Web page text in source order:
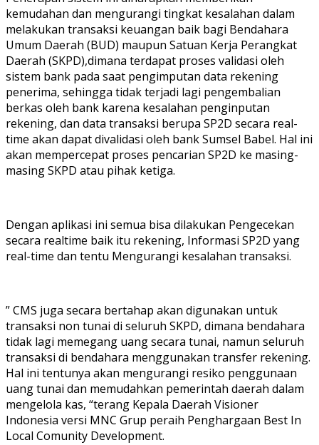
kemudahan dan mengurangi tingkat kesalahan dalam
melakukan transaksi keuangan baik bagi Bendahara
Umum Daerah (BUD) maupun Satuan Kerja Perangkat
Daerah (SKPD),dimana terdapat proses validasi oleh
sistem bank pada saat pengimputan data rekening
penerima, sehingga tidak terjadi lagi pengembalian
berkas oleh bank karena kesalahan penginputan
rekening, dan data transaksi berupa SP2D secara real-
time akan dapat divalidasi oleh bank Sumsel Babel. Hal ini
akan mempercepat proses pencarian SP2D ke masing-
masing SKPD atau pihak ketiga.
Dengan aplikasi ini semua bisa dilakukan Pengecekan
secara realtime baik itu rekening, Informasi SP2D yang
real-time dan tentu Mengurangi kesalahan transaksi.
” CMS juga secara bertahap akan digunakan untuk
transaksi non tunai di seluruh SKPD, dimana bendahara
tidak lagi memegang uang secara tunai, namun seluruh
transaksi di bendahara menggunakan transfer rekening.
Hal ini tentunya akan mengurangi resiko penggunaan
uang tunai dan memudahkan pemerintah daerah dalam
mengelola kas, “terang Kepala Daerah Visioner
Indonesia versi MNC Grup peraih Penghargaan Best In
Local Comunity Development.